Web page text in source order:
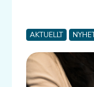
AKTUELLT